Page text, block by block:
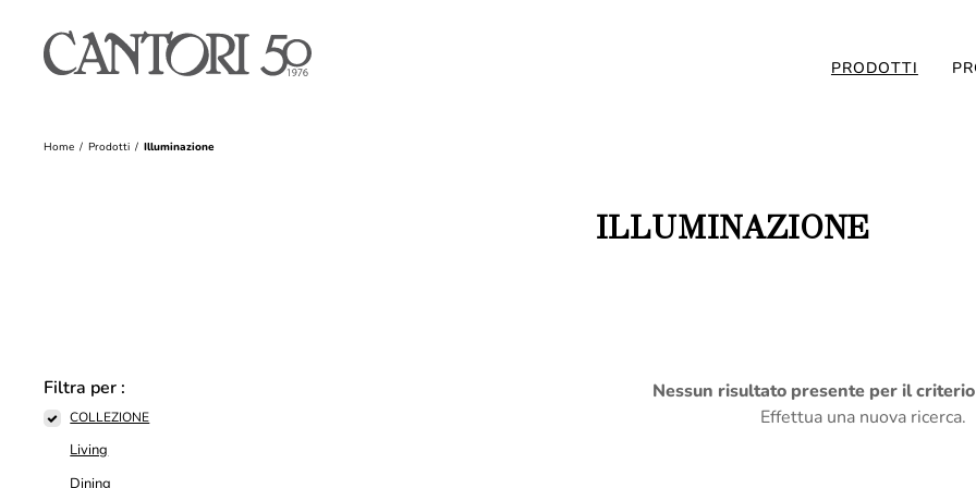
PRODOTTI
Home Prodotti Illuminazione
ILLUMINAZIONE
Filtra per :
COLLEZIONE
Living
Dining
Nessun risultato presente per il
Effettua una nuova ricerca.